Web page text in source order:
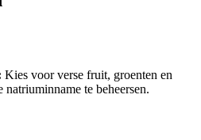
Kies voor verse fruit, groenten en
te beheersen.